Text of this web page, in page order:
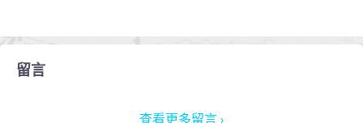
留言
查看更多留言 ›